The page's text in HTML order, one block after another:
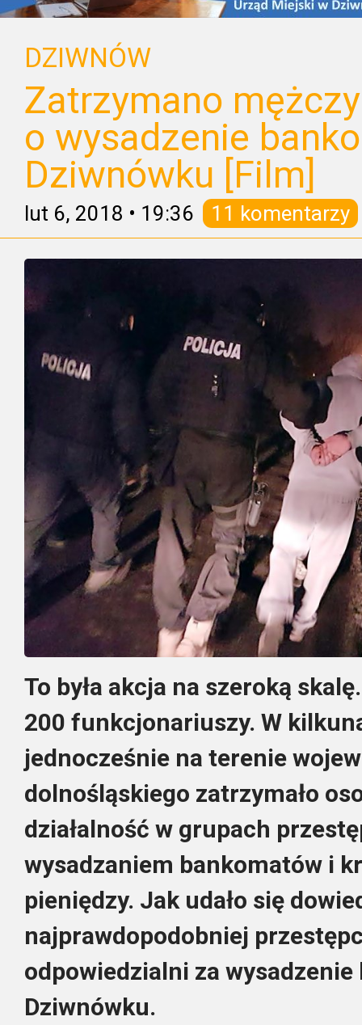
DZIWNÓW
Zatrzymano
o wysadzenie
Dziwnówku [Film]
lut 6, 2018 • 19:36 11 komentarzy
To była akcja na szeroką
200 funkcjonariuszy. W
jednocześnie na terenie
dolnośląskiego zatrzymało
działalność w grupach
wysadzaniem bankomatów i
pieniędzy. Jak udało się
najprawdopodobniej
odpowiedzialni za
Dziwnówku.